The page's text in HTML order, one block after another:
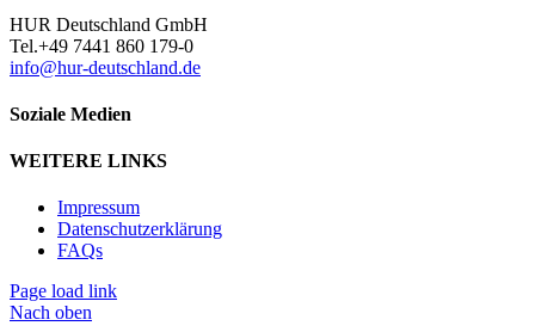
HUR Deutschland GmbH
Tel.+49 7441 860 179-0
info@hur-deutschland.de
Soziale Medien
WEITERE LINKS
Impressum
Datenschutzerklärung
FAQs
Page load link
Nach oben